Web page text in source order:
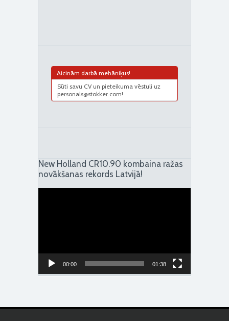
Aicinām darbā mehāniķus!
Sūti savu CV un pieteikuma vēstuli uz
personals@stokker.com!
New Holland CR10.90 kombaina ražas
novākšanas rekords Latvijā!
00:00 01:38